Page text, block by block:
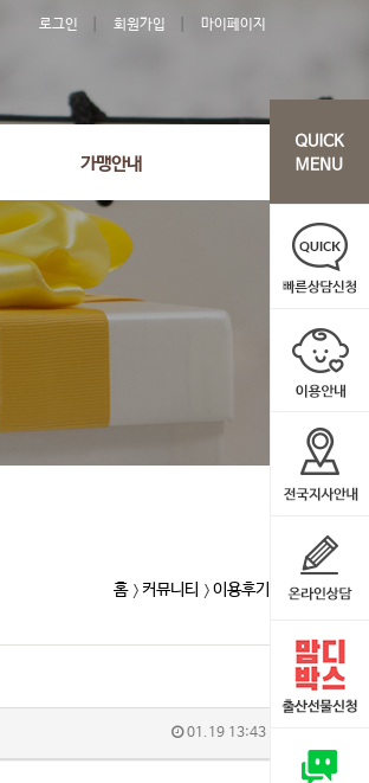
로그인 회원가입 마이페이지
가맹안내
desc limit 1 asdasf
홈 커뮤니티 이용후기
01.19 13:43